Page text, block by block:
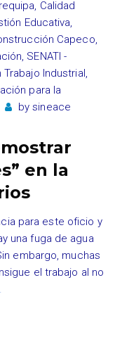
, Calidad
Educativa,
Capeco,
, SENATI -
Industrial,
para la
bysineace
en la
para este oficio y
una fuga de agua
embargo, muchas
el trabajo al no